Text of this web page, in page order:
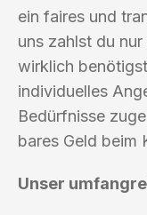
ein faires und
uns zahlst du
wirklich
individuelles
Bedürfnisse
bares Geld beim
Unser